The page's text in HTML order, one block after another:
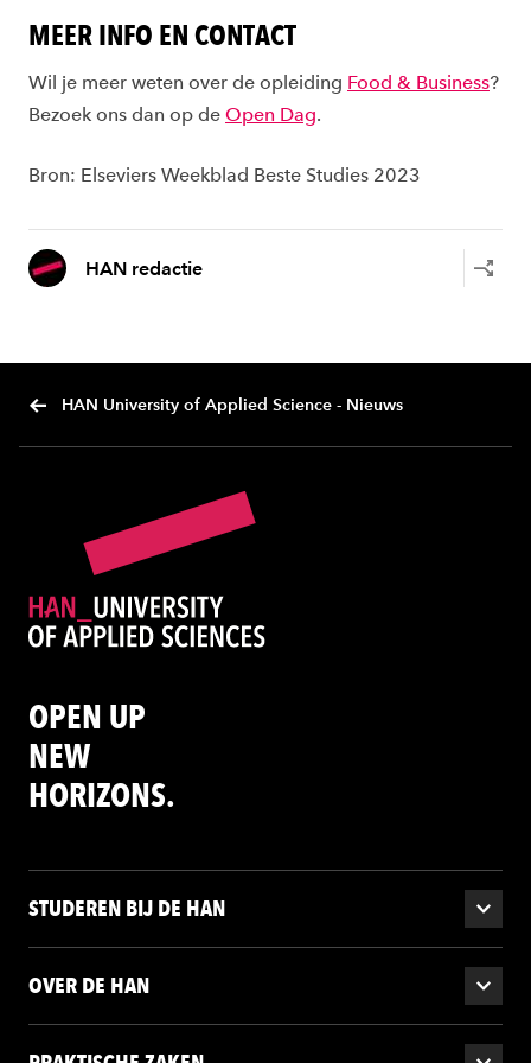
MEER INFO EN CONTACT
Wil je meer weten over de opleiding Food & Business?
Bezoek ons dan op de Open Dag.
Bron: Elseviers Weekblad Beste Studies 2023
HAN redactie
HAN University of Applied Science - Nieuws
OPEN UP
NEW
HORIZONS.
STUDEREN BIJ DE HAN
OVER DE HAN